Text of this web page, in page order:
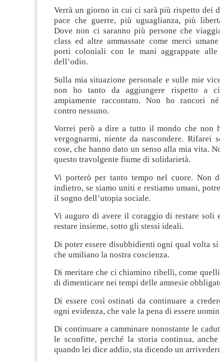
Verrà un giorno in cui ci sarà più rispetto dei
pace che guerre, più uguaglianza, più
Dove non ci saranno più persone che
class ed altre ammassate come merci
porti coloniali con le mani aggrappate
dell’odio.
Sulla mia situazione personale e sulle mie
non ho tanto da aggiungere rispetto a
ampiamente raccontato. Non ho rancori
contro nessuno.
Vorrei però a dire a tutto il mondo che non
vergognarmi, niente da nascondere. Rifarei
cose, che hanno dato un senso alla mia vita.
questo travolgente fiume di solidarietà.
Vi porterò per tanto tempo nel cuore. Non
indietro, se siamo uniti e restiamo umani,
il sogno dell’utopia sociale.
Vi auguro di avere il coraggio di restare soli
restare insieme, sotto gli stessi ideali.
Di poter essere disubbidienti ogni qual volta
che umiliano la nostra coscienza.
Di meritare che ci chiamino ribelli, come
di dimenticare nei tempi delle amnesie
Di essere così ostinati da continuare a
ogni evidenza, che vale la pena di essere
Di continuare a camminare nonostante le
le sconfitte, perché la storia continua,
quando lei dice addio, sta dicendo un